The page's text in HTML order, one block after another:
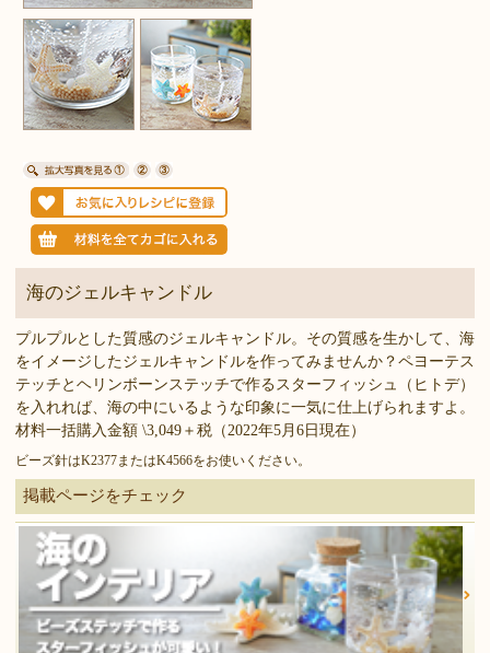
海のジェルキャンドル
プルプルとした質感のジェルキャンドル。その質感を生かして、海
をイメージしたジェルキャンドルを作ってみませんか？ペヨーテス
テッチとヘリンボーンステッチで作るスターフィッシュ（ヒトデ）
を入れれば、海の中にいるような印象に一気に仕上げられますよ。
材料一括購入金額 \3,049＋税（2022年5月6日現在）
ビーズ針はK2377またはK4566をお使いください。
掲載ページをチェック